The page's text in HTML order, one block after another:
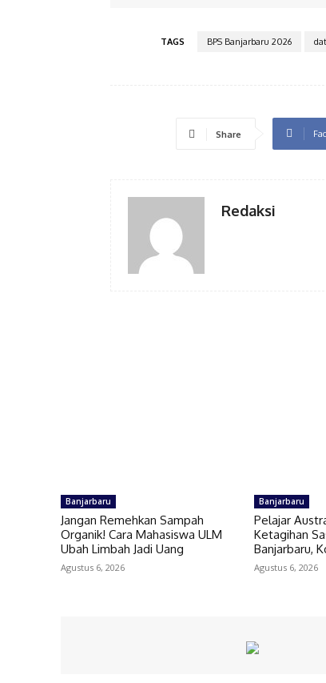
TAGS BPS Banjarbaru 2026
Share
Redaksi
Banjarbaru
Jangan Remehkan Sampah
Organik! Cara Mahasiswa ULM
Ubah Limbah Jadi Uang
Agustus 6, 2026
Banjarbaru
Pelajar
Ketagihan
Banjarbaru,
Agustus 6, 2026